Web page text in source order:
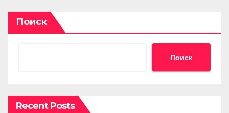
Поиск
Поиск
Recent Posts